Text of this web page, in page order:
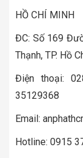
HỒ CHÍ MINH
ĐC: Số 169
Thạnh, TP. Hồ
Điện thoại:
35129368
Email:
Hotline: 0915